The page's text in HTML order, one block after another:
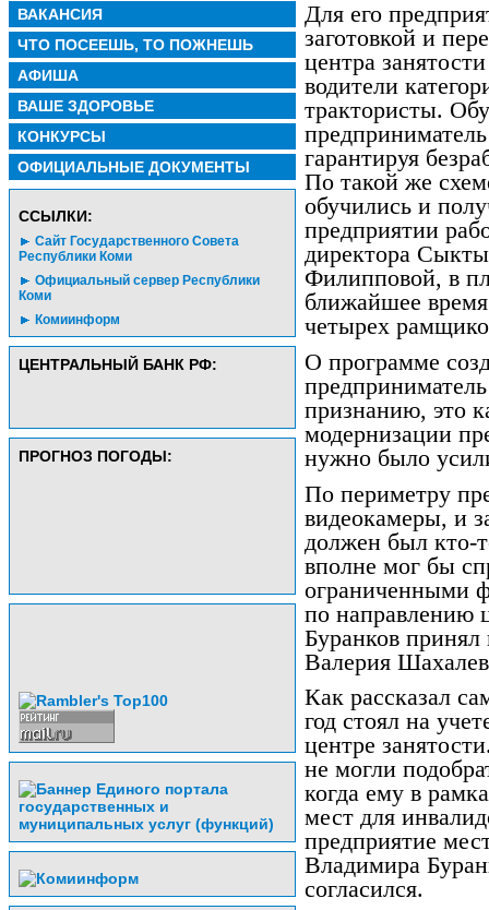
ВАКАНСИЯ
ЧТО ПОСЕЕШЬ, ТО ПОЖНЕШЬ
АФИША
ВАШЕ ЗДОРОВЬЕ
КОНКУРСЫ
ОФИЦИАЛЬНЫЕ ДОКУМЕНТЫ
CСЫЛКИ:
Сайт Государственного Совета
Республики Коми
Официальный сервер Республики
Коми
Комиинформ
ЦЕНТРАЛЬНЫЙ БАНК РФ:
ПРОГНОЗ ПОГОДЫ:
Для его
заготовкой и
центра
водители
трактористы.
гарантируя
По такой же
обучились и
предприятии
директора
Филипповой, в
ближайшее
четырех
О программе
признанию, это
модернизации
нужно было
По периметру
видеокамеры, и
должен был кто-
вполне мог бы
ограниченными
по направлению
Буранков принял
Валерия
Как рассказал
год стоял на
центре
не могли
когда ему в
мест для
предприятие
Владимира
согласился.